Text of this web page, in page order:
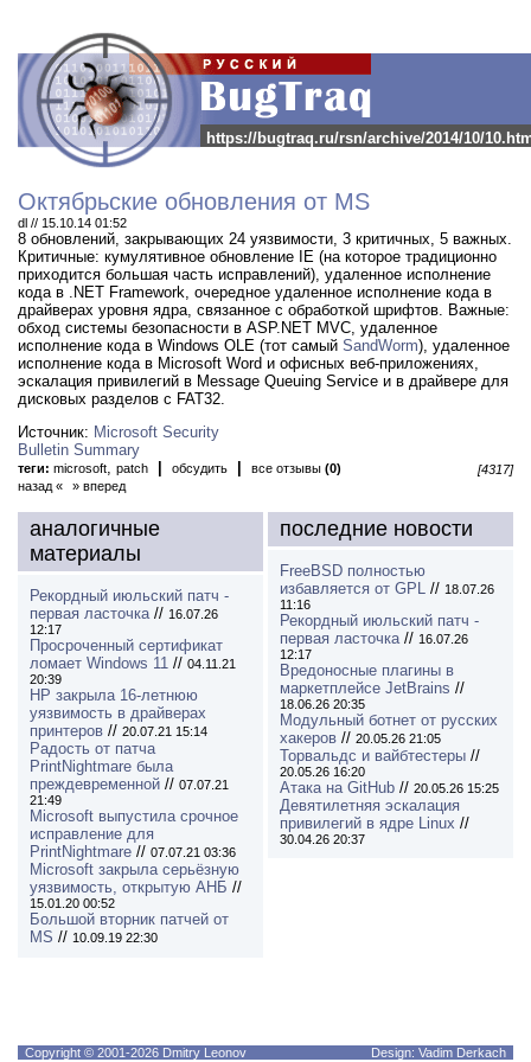
https://bugtraq.ru/rsn/archive/2014/10/
Октябрьские обновления от MS
dl // 15.10.14 01:52
8 обновлений, закрывающих 24 уязвимости, 3 критичных, 5 важных.
Критичные: кумулятивное обновление IE (на которое традиционно
приходится большая часть исправлений), удаленное исполнение
кода в .NET Framework, очередное удаленное исполнение кода в
драйверах уровня ядра, связанное с обработкой шрифтов. Важные:
обход системы безопасности в ASP.NET MVC, удаленное
исполнение кода в Windows OLE (тот самый SandWorm), удаленное
исполнение кода в Microsoft Word и офисных веб-приложениях,
эскалация привилегий в Message Queuing Service и в драйвере для
дисковых разделов с FAT32.
Источник: Microsoft Security
Bulletin Summary
теги: microsoft, patch обсудить все отзывы (0)
[4317]
назад «
» вперед
аналогичные
материалы
Рекордный июльский патч -
первая ласточка// 16.07.26
12:17
Просроченный сертификат
ломает Windows 11 // 04.11.21
20:39
HP закрыла 16-летнюю
уязвимость в драйверах
принтеров // 20.07.21 15:14
Радость от патча
PrintNightmare была
преждевременной // 07.07.21
21:49
Microsoft выпустила срочное
исправление для
PrintNightmare // 07.07.21 03:36
Microsoft закрыла серьёзную
уязвимость, открытую АНБ //
15.01.20 00:52
Большой вторник патчей от
MS // 10.09.19 22:30
последние новости
FreeBSD полностью
избавляется от GPL // 18.07.26
11:16
Рекордный июльский патч -
первая ласточка// 16.07.26
12:17
Вредоносные плагины в
маркетплейсе JetBrains //
18.06.26 20:35
Модульный ботнет от русских
хакеров // 20.05.26 21:05
Торвальдс и вайбтестеры //
20.05.26 16:20
Атака на GitHub // 20.05.26 15:25
Девятилетняя эскалация
привилегий в ядре Linux //
30.04.26 20:37
Copyright © 2001-2026 Dmitry Leonov Design: Vadim Derkach